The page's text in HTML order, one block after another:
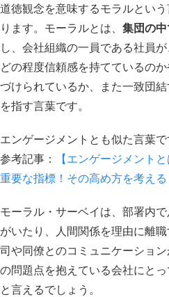
道徳観念を意味するモラルとい
ります。モーラルとは、 集団の
し、会社組織の一員である社員
どの程度信頼感を持てているの
づけられているか、また一致団
を指す言葉です。
エンゲージメントとも似た言葉で
参考記事：
【エンゲージメント
重要な指標！その高め方を考える
モーラル・サーベイは、 部署内
がいたり、人間関係を理由に離
司や同僚とのコミュニケーショ
の問題点を抱えている会社にと
と言えるでしょう。